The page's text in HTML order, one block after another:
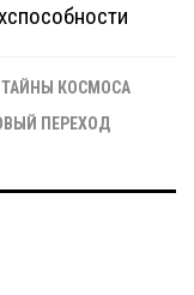
ТАЙНЫ КОСМОСА
ПЕРЕХОД